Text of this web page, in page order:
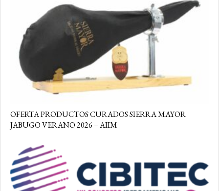
OFERTA PRODUCTOS CURADOS SIERRA MAYOR
JABUGO VERANO 2026 – AIIM